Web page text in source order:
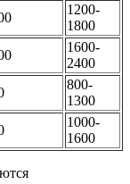
1200-
1800
1600-
2400
800-
1300
1000-
1600